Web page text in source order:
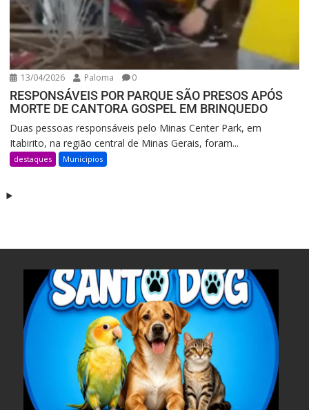
13/04/2026 Paloma 0
RESPONSÁVEIS POR PARQUE SÃO PRESOS APÓS
MORTE DE CANTORA GOSPEL EM BRINQUEDO
Duas pessoas responsáveis pelo Minas Center Park, em
Itabirito, na região central de Minas Gerais, foram...
destaques Municipios